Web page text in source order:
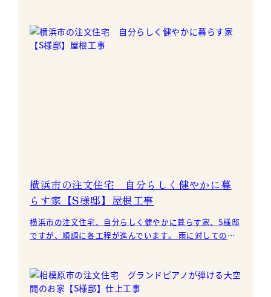
横浜市の注文住宅 自分らしく健やかに暮
らす家【S様邸】屋根工事
横浜市の注文住宅、自分らしく健やかに暮らす家、S様邸
ですが、順調に各工程が進んでいます。 雨に対しての防